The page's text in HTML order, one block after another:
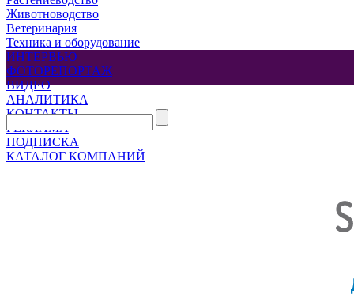
Животноводство
Ветеринария
Техника и оборудование
ИНТЕРВЬЮ
ФОТОРЕПОРТАЖ
ВИДЕО
АНАЛИТИКА
КОНТАКТЫ
РЕКЛАМА
ПОДПИСКА
КАТАЛОГ КОМПАНИЙ